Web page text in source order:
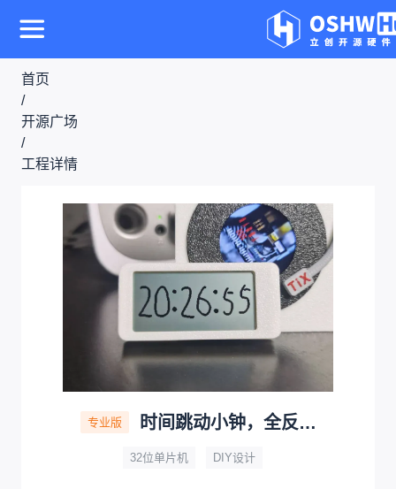
首页
/
开源广场
/
工程详情
专业版 时间跳动小钟，全反射局刷，裸机支持空闲休眠与tickless
32位单片机 DIY设计